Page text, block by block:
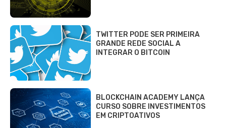
TWITTER PODE SER PRIMEIRA
GRANDE REDE SOCIAL A
INTEGRAR O BITCOIN
BLOCKCHAIN ACADEMY LANÇA
CURSO SOBRE INVESTIMENTOS
EM CRIPTOATIVOS